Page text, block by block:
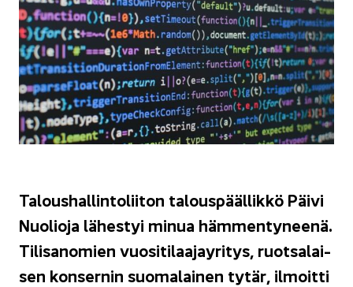
Ta­lous­hal­lin­to­lii­ton ta­lous­pääl­lik­kö Päivi
Nuo­lio­ja lä­hes­tyi minua häm­men­ty­nee­nä.
Ti­li­sa­no­mien vuo­si­ti­laa­jay­ri­tys, ruot­sa­lai­
sen kon­ser­nin suo­ma­lai­nen tytär, il­moit­ti